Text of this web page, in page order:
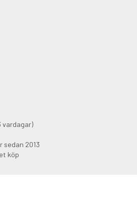
vardagar)
sedan 2013
köp